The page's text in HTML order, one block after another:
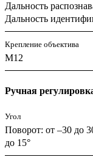
Дальность
Дальность
Крепление объектива
M12
Ручная
Угол
Поворот: от –30 до
до 15°